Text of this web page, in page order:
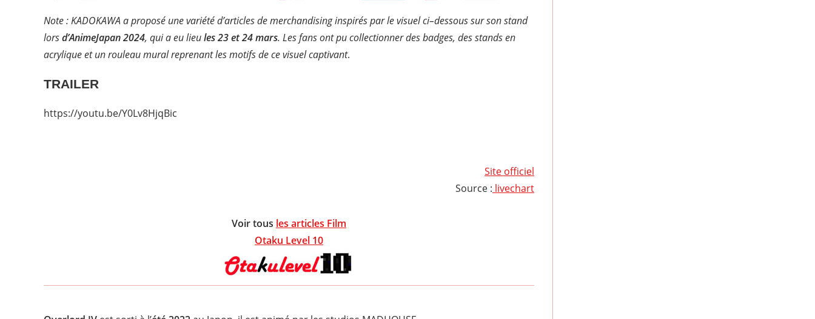
Note :KADOKAWA a proposé unevariétéd’articlesdemerchandisinginspirésparlevisuelci–dessoussursonstand
lorsd’AnimeJapan2024, quia eulieules23et24mars. Les fans ont pu collectionner des badges, des stands en
acrylique et un rouleau mural reprenant les motifs de ce visuel captivant.
TRAILER
https://youtu.be/Y0Lv8HjqBic
Site officiel
Source : livechart
Voir tous les articles Film
Otaku Level 10